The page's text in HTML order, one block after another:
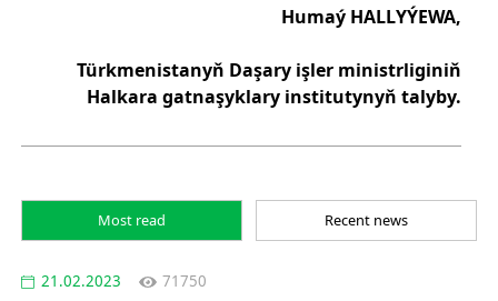
Humaý HALLYÝEWA,
Türkmenistanyň Daşary işler ministrliginiň
Halkara gatnaşyklary institutynyň talyby.
Most read Recent news
21.02.2023 71750